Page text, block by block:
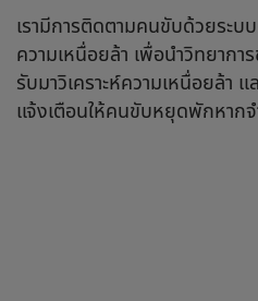
เรามีการติดตามคนขับด้วยระบ
ความเหนื่อยล้า เพื่อนำวิทยากา
รับมาวิเคราะห์ความเหนื่อยล้า แ
แจ้งเตือนให้คนขับหยุดพักหากจ